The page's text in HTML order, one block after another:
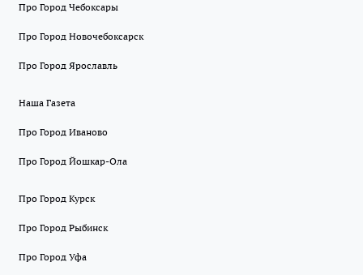
Про Город Чебоксары
Про Город Новочебоксарск
Про Город Ярославль
Наша Газета
Про Город Иваново
Про Город Йошкар-Ола
Про Город Курск
Про Город Рыбинск
Про Город Уфа